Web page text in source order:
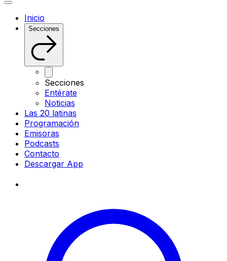
Inicio
Secciones
Secciones
Entérate
Noticias
Las 20 latinas
Programación
Emisoras
Podcasts
Contacto
Descargar App